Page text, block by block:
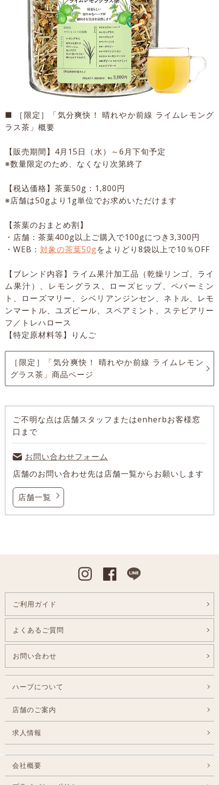
■ ［限定］「気分爽快！ 晴れやか前線 ライムレモング
ラス茶」概要
【販売期間】4月15日（水）～6月下旬予定
※数量限定のため、なくなり次第終了
【税込価格】茶葉50g：1,800円
※店舗は50gより1g単位でお求めいただけます
【茶葉のおまとめ割】
・店舗：茶葉400g以上ご購入で100gにつき3,300円
・WEB： 対象の茶葉50gをよりどり8袋以上で10％OFF
【ブレンド内容】ライム果汁加工品（乾燥リンゴ、ライ
ム果汁）、レモングラス、ローズヒップ、ペパーミン
ト、ローズマリー、シベリアンジンセン、ネトル、レモ
ンマートル、ユズピール、スペアミント、ステビアリー
フ／トレハロース
【特定原材料等】りんご
［限定］「気分爽快！ 晴れやか前線 ライムレモン
グラス茶」商品ページ
ご不明な点は店舗スタッフまたはenherbお客様窓
口まで
お問い合わせフォーム
店舗のお問い合わせ先は店舗一覧からお願いします
店舗一覧
Instagram
ご利用ガイド
よくあるご質問
お問い合わせ
ハーブについて
店舗のご案内
求人情報
会社概要